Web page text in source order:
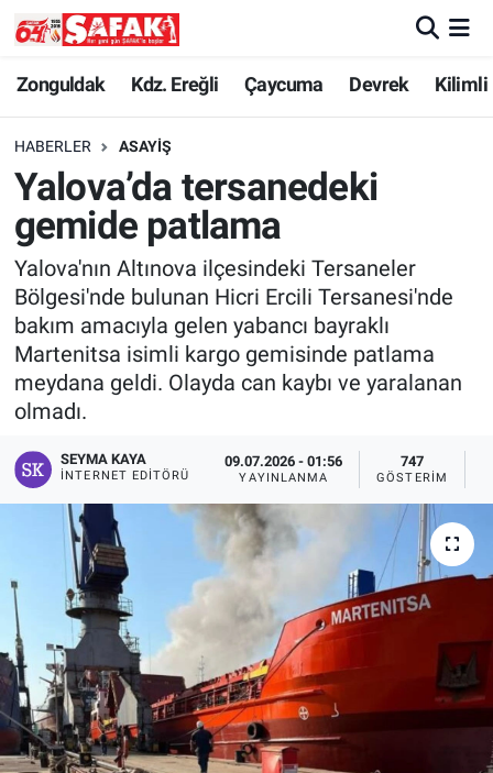
Zonguldak Kdz. Ereğli Çaycuma Devrek Kilimli
HABERLER ASAYIŞ
Yalova’da tersanedeki
gemide patlama
Yalova'nın Altınova ilçesindeki Tersaneler
Bölgesi'nde bulunan Hicri Ercili Tersanesi'nde
bakım amacıyla gelen yabancı bayraklı
Martenitsa isimli kargo gemisinde patlama
meydana geldi. Olayda can kaybı ve yaralanan
olmadı.
SEYMA KAYA
İNTERNET EDITÖRÜ
09.07.2026 - 01:56
YAYINLANMA
747
GÖSTERIM
Zonguldak
Kdz. Ereğli
Çaycuma
Kilimli
Asayiş
Spor
Resmi İlan
Zonguldak Nöbetçi Eczaneler
Zonguldak Hava Durumu
Zonguldak Namaz Vakitleri
Zonguldak Trafik Yoğunluk Haritası
Süper Lig Puan Durumu ve Fikstür
Tüm Manşetler
Son Dakika Haberleri
Haber Arşivi